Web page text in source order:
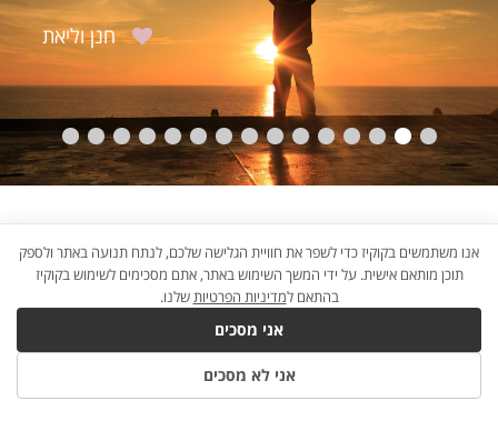
חנן וליאת
B2W
אנו משתמשים בקוקיז כדי לשפר את חוויית הגלישה שלכם, לנתח תנועה באתר ולספק
תוכן מותאם אישית. על ידי המשך השימוש באתר, אתם מסכימים לשימוש בקוקיז
בהתאם למדיניות הפרטיותשלנו.
אני מסכים
אני לא מסכים